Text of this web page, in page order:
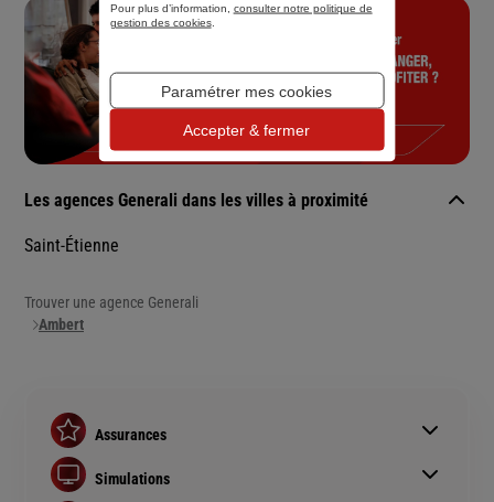
Les agences Generali dans les villes à proximité
Saint-Étienne
Trouver une agence Generali
Ambert
Assurances
Assurance auto
Assurance habitation
Simulations
Pour plus d’information, consulter notre politique de
gestion des cookies.
Paramétrer mes cookies
Accepter & fermer